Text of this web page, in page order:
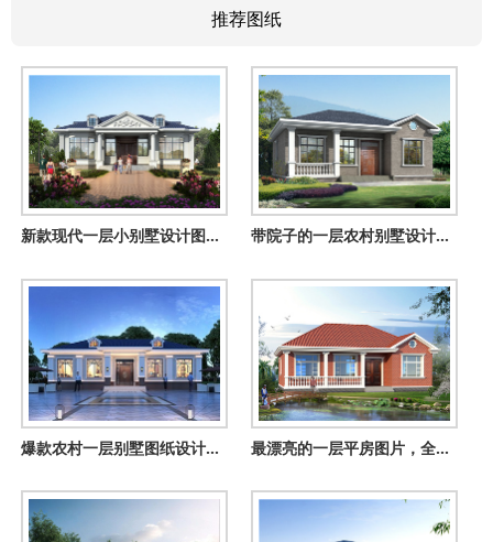
推荐图纸
新款现代一层小别墅设计图，农村自建平房推荐户型 带院子的一层农村别墅设计图，造价不高，养老房首选！
爆款农村一层别墅图纸设计，看过的都说漂亮实用 最漂亮的一层平房图片，全套设计图+高清效果图